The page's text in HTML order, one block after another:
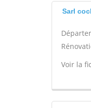
Sarl
Voir la